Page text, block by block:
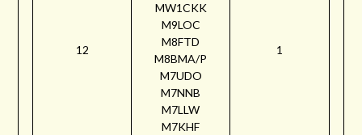
12
MW1CKK
M9LOC
M8FTD
M8BMA/P
M7UDO
M7NNB
M7LLW
M7KHF
1